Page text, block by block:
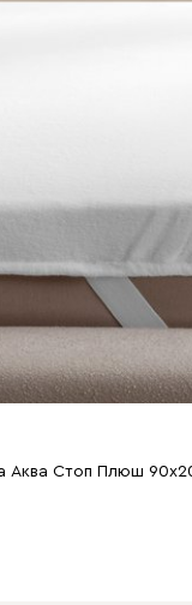
Аква Стоп Плюш